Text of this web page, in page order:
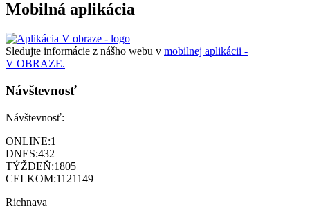
Mobilná aplikácia
Sledujte informácie z nášho webu v mobilnej aplikácii -
V OBRAZE.
Návštevnosť
Návštevnosť:
ONLINE:1
DNES:432
TÝŽDEŇ:1805
CELKOM:1121149
Richnava